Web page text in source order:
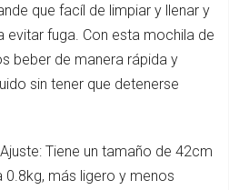
que facíl de limpiar y llenar y
evitar fuga. Con esta mochila de
beber de manera rápida y
sin tener que detenerse
Tiene un tamaño de 42cm
más ligero y menos